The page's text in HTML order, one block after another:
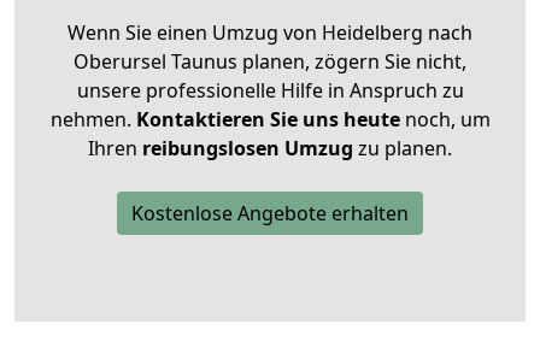
Wenn Sie einen Umzug von Heidelberg nach
Oberursel Taunus planen, zögern Sie nicht,
unsere professionelle Hilfe in Anspruch zu
nehmen. Kontaktieren Sie uns heutenoch, um
Ihren reibungslosen Umzug zu planen.
Kostenlose Angebote erhalten